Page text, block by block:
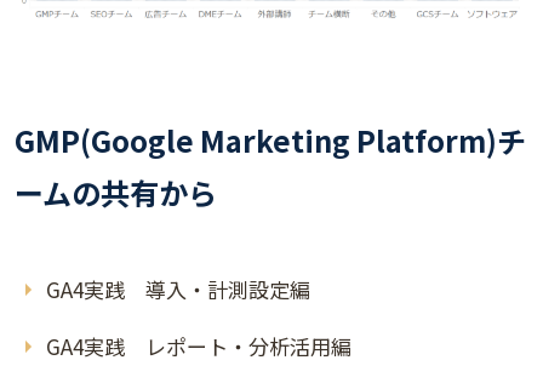
GMP(Google Marketing Platform)チ
ームの共有から
GA4実践 導入・計測設定編
GA4実践 レポート・分析活用編